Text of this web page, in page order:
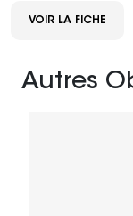
VOIR LA FICHE
Autres